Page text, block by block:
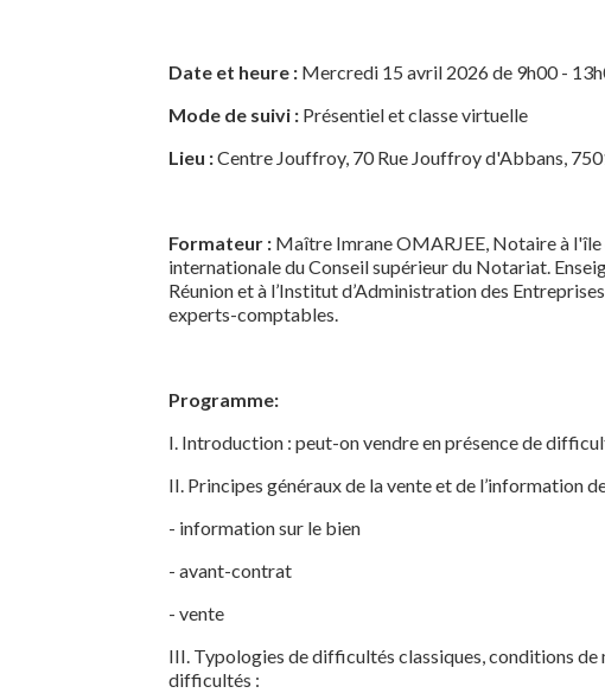
Date et heure : Mercredi 15 avril 2026 de 9h00 -
Mode de suivi : Présentiel et classe virtuelle
Lieu :Centre Jouffroy, 70 Rue Jouffroy d'Abbans,
Formateur : Maître Imrane OMARJEE, Notaire à
internationale du Conseil supérieur du Notariat.
Réunion et à l’Institut d’Administration des
experts-comptables.
Programme:
I. Introduction : peut-on vendre en présence de
II. Principes généraux de la vente et de l’information
- information sur le bien
- avant-contrat
- vente
III. Typologies de difficultés classiques, conditions de
difficultés :